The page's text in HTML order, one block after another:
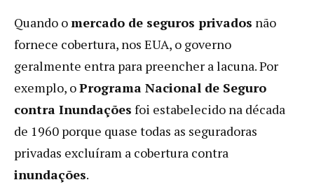
Quando omercado de seguros privados não
fornece cobertura, nos EUA, o governo
geralmente entra para preencher a lacuna. Por
exemplo, oPrograma Nacional de Seguro
contra Inundações foi estabelecido na década
de 1960 porque quase todas as seguradoras
privadas excluíram a cobertura contra
inundações.